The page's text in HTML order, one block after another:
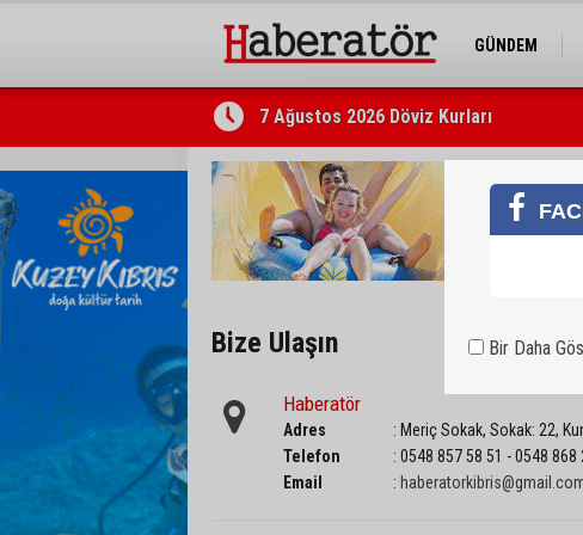
GÜNDEM
7 Ağustos 2026 Döviz Kurları
Bize Ulaşın
Haberatör
Adres
: Meriç Sokak, Sokak: 22,
Telefon
: 0548 857 58 51 - 0548 868
Email
:
Bir Daha